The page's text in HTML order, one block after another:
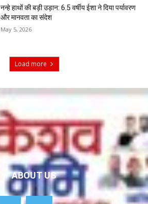
नन्हे हाथों की बड़ी उड़ान: 6.5 वर्षीय ईशा ने दिया पर्यावरण
और मानवता का संदेश
May 5, 2026
Load more
ABOUT US